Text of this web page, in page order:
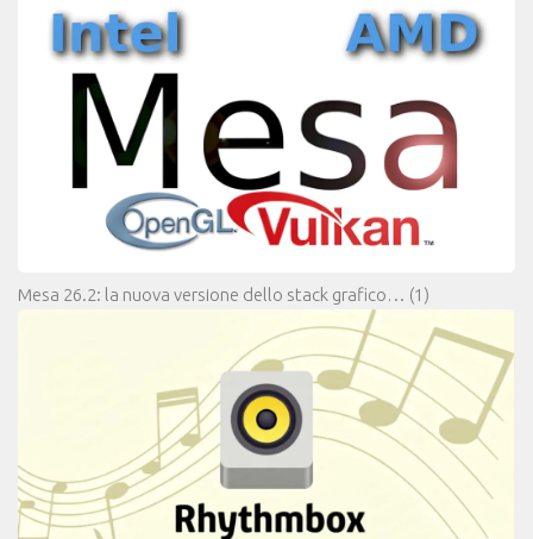
Mesa 26.2: la nuova versione dello stack grafico… (1)